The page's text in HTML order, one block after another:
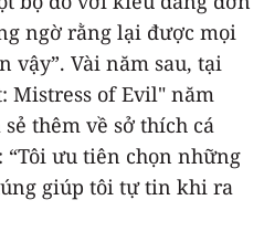
ngờ rằng lại được mọi
vậy”. Vài năm sau, tại
Mistress of Evil" năm
thêm về sở thích cá
ưu tiên chọn những
giúp tôi tự tin khi ra